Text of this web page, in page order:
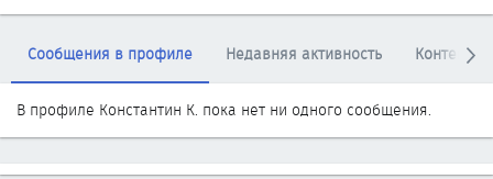
Сообщения в профиле Недавняя активность Контент
В профиле Константин К. пока нет ни одного сообщения.